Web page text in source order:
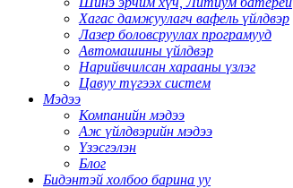
Хагас дамжуулагч вафель үйлдвэр
Лазер боловсруулах програмууд
Автомашины үйлдвэр
Нарийвчилсан харааны үзлэг
Цавуу түгээх систем
Мэдээ
Компанийн мэдээ
Аж үйлдвэрийн мэдээ
Үзэсгэлэн
Блог
Бидэнтэй холбоо барина уу